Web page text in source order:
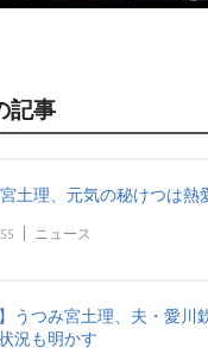
記事
土理、元気の秘けつは熱
ニュース
】うつみ宮土理、夫・愛
況も明かす